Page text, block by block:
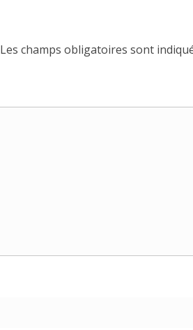
Les champs obligatoires sont